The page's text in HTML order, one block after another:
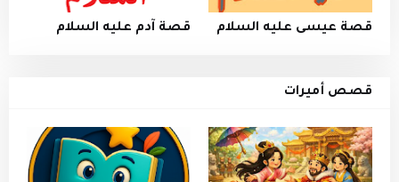
قصة عيسى عليه السلام قصة آدم عليه السلام
قصص أميرات